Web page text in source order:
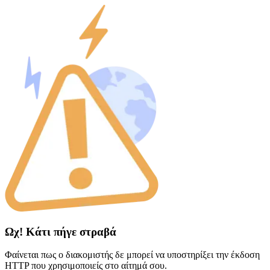
Ωχ! Κάτι πήγε στραβά
Φαίνεται πως ο διακομιστής δε μπορεί να υποστηρίξει την έκδοση
HTTP που χρησιμοποιείς στο αίτημά σου.